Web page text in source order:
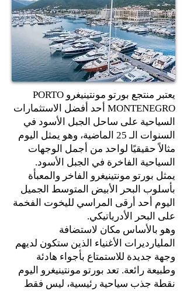
يعتبر منتجع بورتو مونتينيغرو PORTO
MONTENEGRO أحد أفضل الاستثمارات
السياحية على ساحل الجبل الأسود في
السنوات الـ 25 الماضية، وهو يمثل اليوم
مثالاً حقيقيًا لواحد من أجمل الوجهات
السياحية الفاخرة في الجبل الأسود.
يمثل بورتو مونتينيغرو الفاخر والمعبأة
بأسلوب البحر الأبيض المتوسط الجميل
اليوم أحد أرقى المراسي لليخوت الفخمة
على البحر الأدرياتيكي.
وهو بالأساس مكان لاستضافة
المليارديرات الأغنياء الذين ستكون لديهم
وجهة جديدة للاستمتاع بأجواء هادئة
وطبيعة رائعة. تعد بورتو مونتينيغرو اليوم
نقطة جذب سياحية رئيسية، ليس فقط